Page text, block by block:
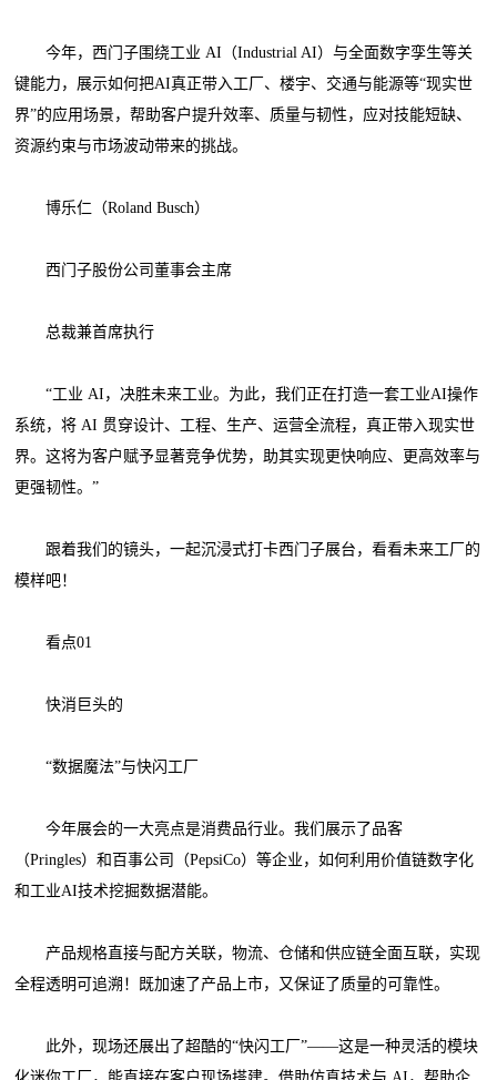
今年，西门子围绕工业 AI（Industrial AI）与全面数字孪生等关
键能力，展示如何把AI真正带入工厂、楼宇、交通与能源等“现实世
界”的应用场景，帮助客户提升效率、质量与韧性，应对技能短缺、
资源约束与市场波动带来的挑战。
博乐仁（Roland Busch）
西门子股份公司董事会主席
总裁兼首席执行
“工业 AI，决胜未来工业。为此，我们正在打造一套工业AI操作
系统，将 AI 贯穿设计、工程、生产、运营全流程，真正带入现实世
界。这将为客户赋予显著竞争优势，助其实现更快响应、更高效率与
更强韧性。”
跟着我们的镜头，一起沉浸式打卡西门子展台，看看未来工厂的
模样吧！
看点01
快消巨头的
“数据魔法”与快闪工厂
今年展会的一大亮点是消费品行业。我们展示了品客
（Pringles）和百事公司（PepsiCo）等企业，如何利用价值链数字化
和工业AI技术挖掘数据潜能。
产品规格直接与配方关联，物流、仓储和供应链全面互联，实现
全程透明可追溯！既加速了产品上市，又保证了质量的可靠性。
此外，现场还展出了超酷的“快闪工厂”——这是一种灵活的模块